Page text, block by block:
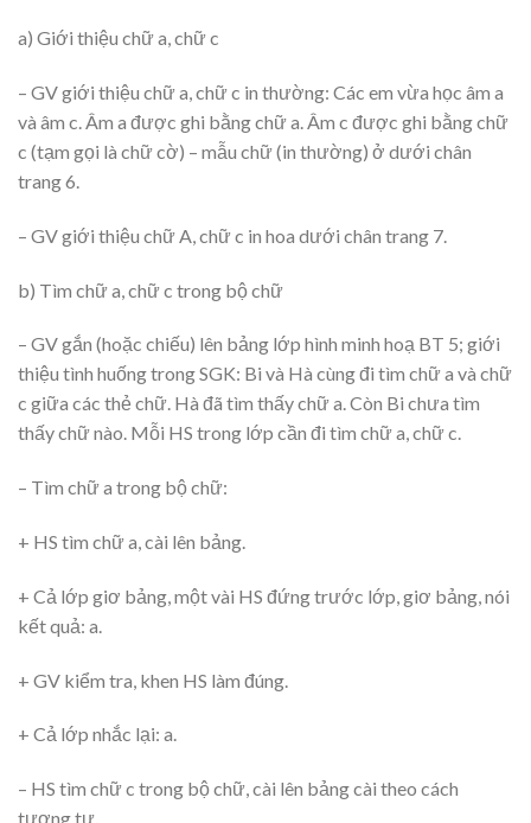
a) Giới thiệu chữ a, chữ c
– GV giới thiệu chữ a, chữ c in thường: Các em vừa học âm a
và âm c. Âm a được ghi bằng chữ a. Âm c được ghi bằng chữ
c (tạm gọi là chữ cờ) – mẫu chữ (in thường) ở dưới chân
trang 6.
– GV giới thiệu chữ A, chữ c in hoa dưới chân trang 7.
b) Tìm chữ a, chữ c trong bộ chữ
– GV gắn (hoặc chiếu) lên bảng lớp hình minh hoạ BT 5; giới
thiệu tình huống trong SGK: Bi và Hà cùng đi tìm chữ a và chữ
c giữa các thẻ chữ. Hà đã tìm thấy chữ a. Còn Bi chưa tìm
thấy chữ nào. Mỗi HS trong lớp cần đi tìm chữ a, chữ c.
– Tìm chữ a trong bộ chữ:
+ HS tìm chữ a, cài lên bảng.
+ Cả lớp giơ bảng, một vài HS đứng trước lớp, giơ bảng, nói
kết quả: a.
+ GV kiểm tra, khen HS làm đúng.
+ Cả lớp nhắc lại: a.
– HS tìm chữ c trong bộ chữ, cài lên bảng cài theo cách
tương tự.